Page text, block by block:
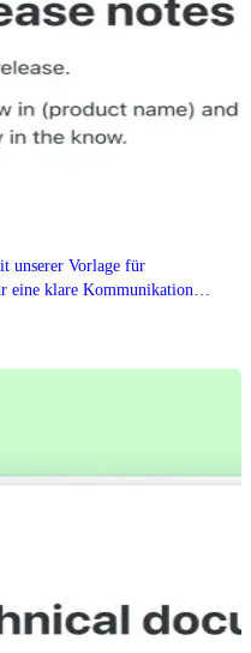
unserer Vorlage für
eine klare Kommunikation